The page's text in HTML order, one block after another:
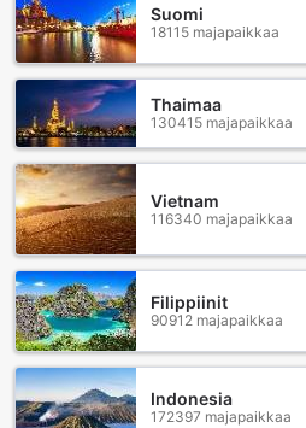
Suomi
18115 majapaikkaa
Thaimaa
130415 majapaikkaa
Vietnam
116340 majapaikkaa
Filippiinit
90912 majapaikkaa
Indonesia
172397 majapaikkaa